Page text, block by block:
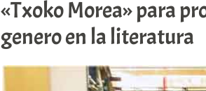
«Txoko Morea» para
genero en la literatura